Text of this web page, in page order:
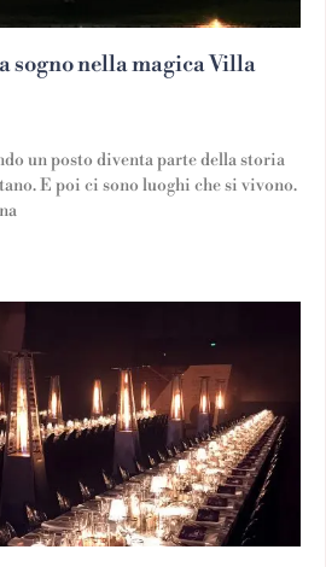
sogno nella magica Villa
un posto diventa parte della storia
E poi ci sono luoghi che si vivono.